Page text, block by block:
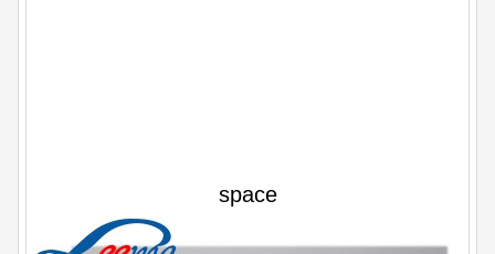
space